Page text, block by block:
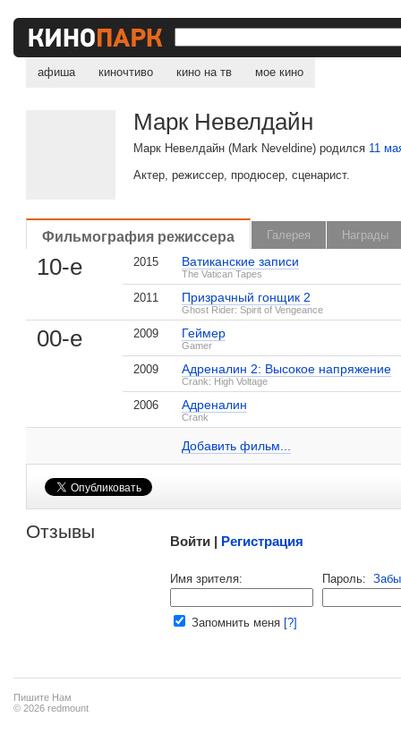
афиша киночтиво кино на тв мое кино
Марк Невелдайн
Марк Невелдайн (Mark Neveldine) родился 11
Актер, режиссер, продюсер, сценарист.
Фильмография режиссера Галерея Награды
10-е 2015 Ватиканские записи
The Vatican Tapes
2011 Призрачный гонщик 2
Ghost Rider: Spirit of Vengeance
00-е 2009 Геймер
Gamer
2009 Адреналин 2: Высокое напряжение
Crank: High Voltage
2006 Адреналин
Crank
Добавить фильм...
Марк Невелдайн на IMDB.com
Отзывы
, поделитесь своим мнением
Войти | Регистрация
Имя зрителя: Пароль:
Запомнить меня [?]
Пишите Нам
© 2026 redmount